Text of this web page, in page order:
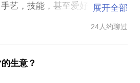
对对市场的洞察力、对用户的营
驭能力，对产品的点石成金能
艺，技能，甚至爱好，
个人IP的快速路径，
的内容精准营销。
展开全部
24人约聊过
生意？